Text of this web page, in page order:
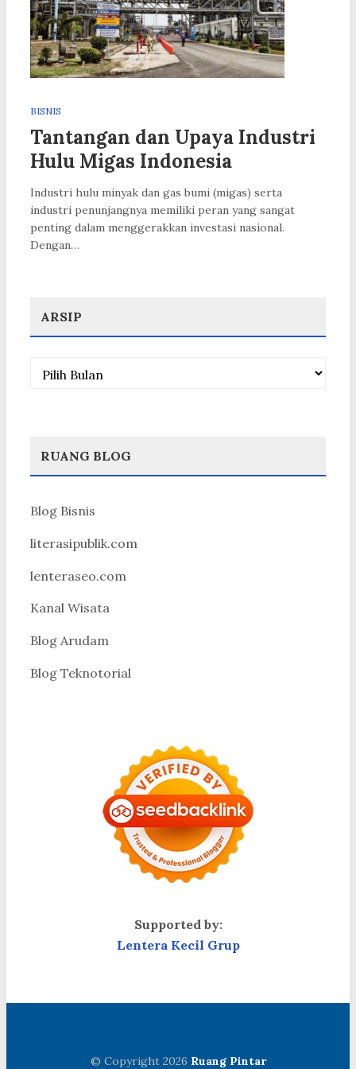
BISNIS
Tantangan dan Upaya Industri
Hulu Migas Indonesia
Industri hulu minyak dan gas bumi (migas) serta
industri penunjangnya memiliki peran yang sangat
penting dalam menggerakkan investasi nasional.
Dengan…
ARSIP
Arsip
RUANG BLOG
Blog Bisnis
literasipublik.com
lenteraseo.com
Kanal Wisata
Blog Arudam
Blog Teknotorial
Supported by:
Lentera Kecil Grup
© Copyright 2026 Ruang Pintar